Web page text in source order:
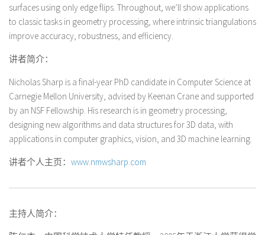
surfaces using only edge flips. Throughout, we’ll show applications
to classic tasks in geometry processing, where intrinsic triangulations
improve accuracy, robustness, and efficiency.
讲者简介：
Nicholas Sharp is a final-year PhD candidate in Computer Science at
Carnegie Mellon University, advised by Keenan Crane and supported
by an NSF Fellowship. His research is in geometry processing,
designing new algorithms and data structures for 3D data, with
applications in computer graphics, vision, and 3D machine learning.
讲者个人主页： www.nmwsharp.com
主持人简介：